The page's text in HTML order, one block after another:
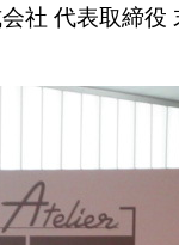
社 代表取締役